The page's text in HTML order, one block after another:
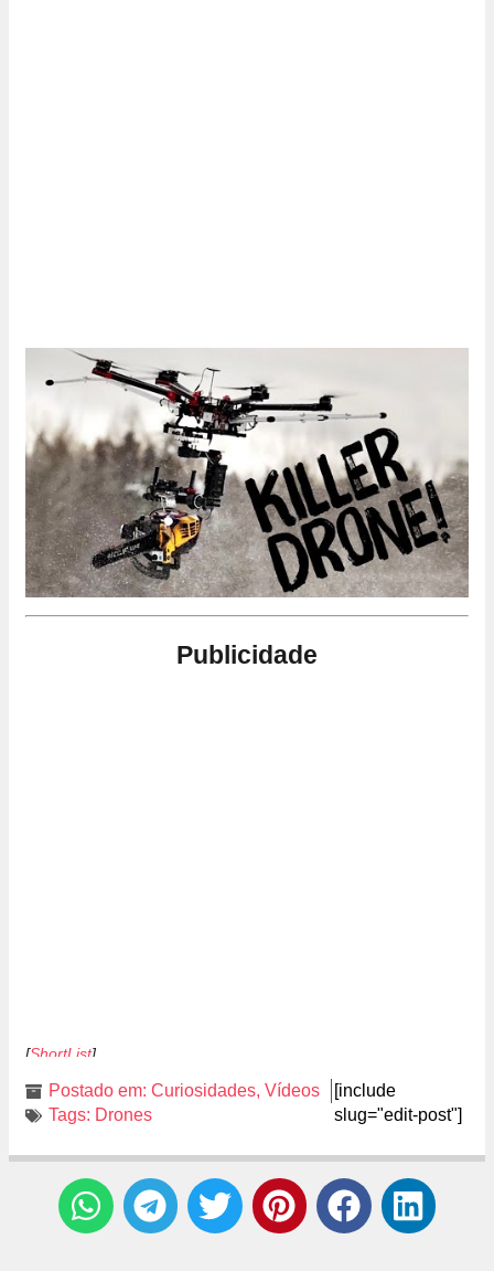
Publicidade
[ShortList]
Postado em: Curiosidades, Vídeos
Tags: Drones
[include
slug="edit-post"]